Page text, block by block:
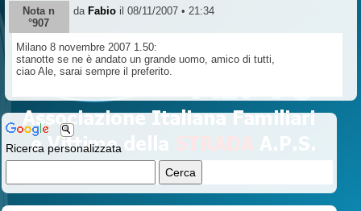
Ricerca personalizzata
Nota n
°907
da Fabio il 08/11/2007 • 21:34
Milano 8 novembre 2007 1.50:
stanotte se ne è andato un grande uomo, amico di tutti,
ciao Ale, sarai sempre il preferito.